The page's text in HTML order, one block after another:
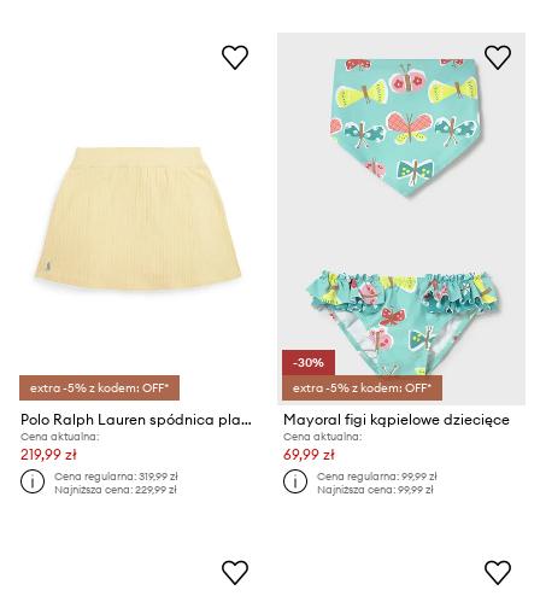
extra -5% z kodem: OFF*
Polo Ralph Lauren spódnica plażowa dziecięca
Cena aktualna:
219,99 zł
Cena regularna:319,99 zł
Najniższa cena:229,99 zł
-30%
extra -5% z kodem: OFF*
Mayoral figi kąpielowe dziecięce
Cena aktualna:
69,99 zł
Cena regularna:99,99 zł
Najniższa cena:99,99 zł